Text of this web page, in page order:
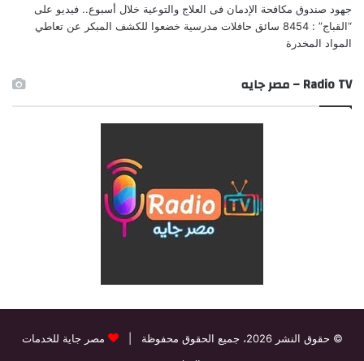
جهود صندوق مكافحة الإدمان فى العلاج والتوعية خلال أسبوع.. فيديو على
“القباج” : 8454 سائق حافلات مدرسية خضعوا للكشف المبكر عن تعاطي
المواد المخدرة
Radio TV – مصر جايه
© حقوق النشر 2026، جميع الحقوق محفوظة |
مصر جاية للخدمات